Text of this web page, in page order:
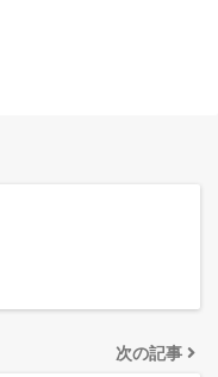
次の記事